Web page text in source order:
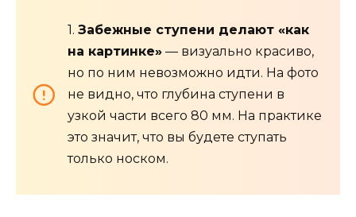
1. Забежные ступени делают «как
на картинке» — визуально красиво,
но по ним невозможно идти. На фото
не видно, что глубина ступени в
узкой части всего 80 мм. На практике
это значит, что вы будете ступать
только носком.